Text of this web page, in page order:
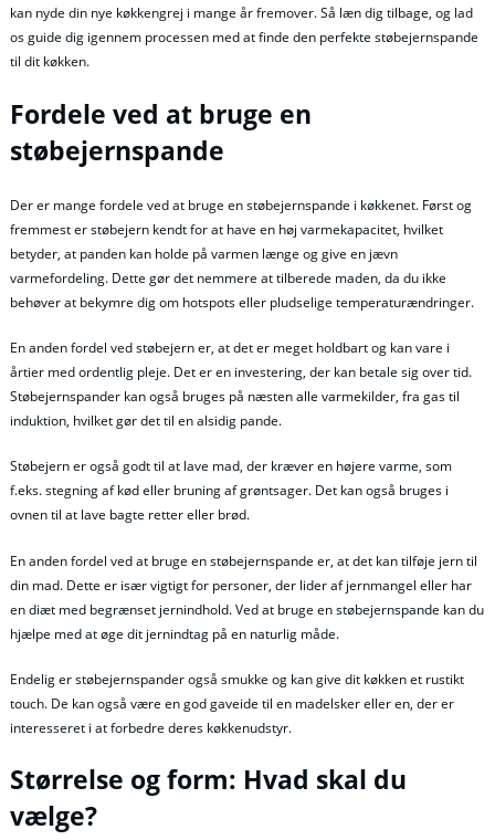
kan nyde din nye køkkengrej i mange år fremover. Så læn dig tilbage, og lad
os guide dig igennem processen med at finde den perfekte støbejernspande
til dit køkken.
Fordele ved at bruge en
støbejernspande
Der er mange fordele ved at bruge en støbejernspande i køkkenet. Først og
fremmest er støbejern kendt for at have en høj varmekapacitet, hvilket
betyder, at panden kan holde på varmen længe og give en jævn
varmefordeling. Dette gør det nemmere at tilberede maden, da du ikke
behøver at bekymre dig om hotspots eller pludselige temperaturændringer.
En anden fordel ved støbejern er, at det er meget holdbart og kan vare i
årtier med ordentlig pleje. Det er en investering, der kan betale sig over tid.
Støbejernspander kan også bruges på næsten alle varmekilder, fra gas til
induktion, hvilket gør det til en alsidig pande.
Støbejern er også godt til at lave mad, der kræver en højere varme, som
f.eks. stegning af kød eller bruning af grøntsager. Det kan også bruges i
ovnen til at lave bagte retter eller brød.
En anden fordel ved at bruge en støbejernspande er, at det kan tilføje jern til
din mad. Dette er især vigtigt for personer, der lider af jernmangel eller har
en diæt med begrænset jernindhold. Ved at bruge en støbejernspande kan du
hjælpe med at øge dit jernindtag på en naturlig måde.
Endelig er støbejernspander også smukke og kan give dit køkken et rustikt
touch. De kan også være en god gaveide til en madelsker eller en, der er
interesseret i at forbedre deres køkkenudstyr.
Størrelse og form: Hvad skal du
vælge?